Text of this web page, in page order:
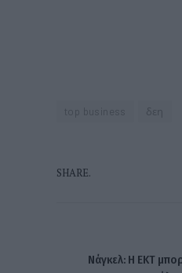
δεη
SHARE.
Νάγκελ: Η ΕΚΤ